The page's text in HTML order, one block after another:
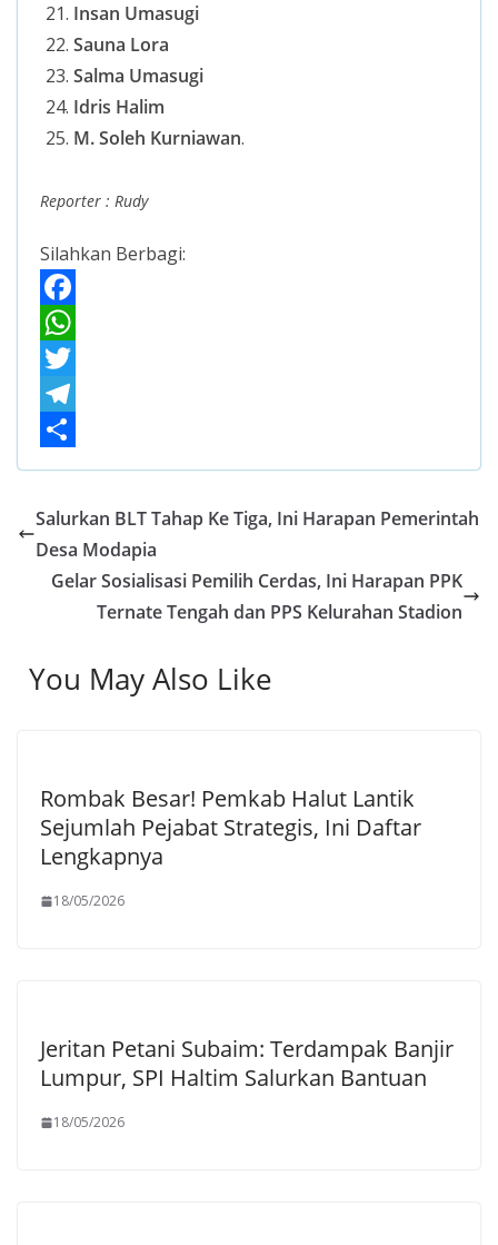
Insan Umasugi
Sauna Lora
Salma Umasugi
Idris Halim
M. Soleh Kurniawan.
Reporter : Rudy
Silahkan Berbagi:
F
a
c
e
b
W
h
a
t
T
w
i
T
e
m
S
Salurkan BLT Tahap Ke Tiga, Ini Harapan Pemerintah
Desa Modapia
Gelar Sosialisasi Pemilih Cerdas, Ini Harapan PPK
Ternate Tengah dan PPS Kelurahan Stadion
You May Also Like
Rombak Besar! Pemkab Halut Lantik
Sejumlah Pejabat Strategis, Ini Daftar
Lengkapnya
18/05/2026
Jeritan Petani Subaim: Terdampak Banjir
Lumpur, SPI Haltim Salurkan Bantuan
18/05/2026